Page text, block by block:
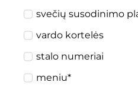
svečių susodinimo
vardo kortelės
stalo numeriai
meniu*